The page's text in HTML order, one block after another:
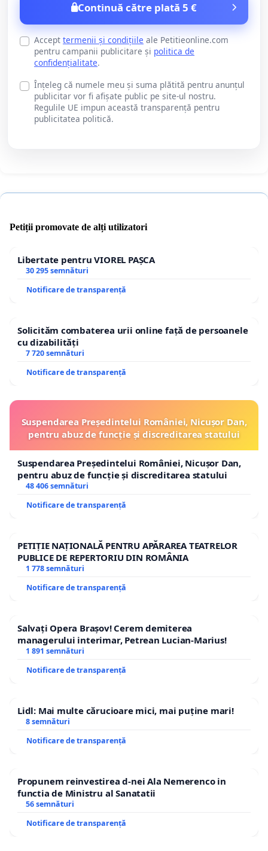
Continuă către plată 5 €
Accept termenii și condițiile ale Petitieonline.com
pentru campanii publicitare și politica de
confidențialitate.
Înțeleg că numele meu și suma plătită pentru anunțul
publicitar vor fi afișate public pe site-ul nostru.
Regulile UE impun această transparență pentru
publicitatea politică.
Petiții promovate de alți utilizatori
Libertate pentru VIOREL PAȘCA
30 295 semnături
Notificare de transparență
Solicităm combaterea urii online față de persoanele
cu dizabilități
7 720 semnături
Notificare de transparență
Suspendarea Președintelui României, Nicușor Dan,
pentru abuz de funcție și discreditarea statului
Suspendarea Președintelui României, Nicușor Dan,
pentru abuz de funcție și discreditarea statului
48 406 semnături
Notificare de transparență
PETIȚIE NAȚIONALĂ PENTRU APĂRAREA TEATRELOR
PUBLICE DE REPERTORIU DIN ROMÂNIA
1 778 semnături
Notificare de transparență
Salvați Opera Brașov! Cerem demiterea
managerului interimar, Petrean Lucian-Marius!
1 891 semnături
Notificare de transparență
Lidl: Mai multe cărucioare mici, mai puține mari!
8 semnături
Notificare de transparență
Propunem reinvestirea d-nei Ala Nemerenco in
functia de Ministru al Sanatatii
56 semnături
Notificare de transparență